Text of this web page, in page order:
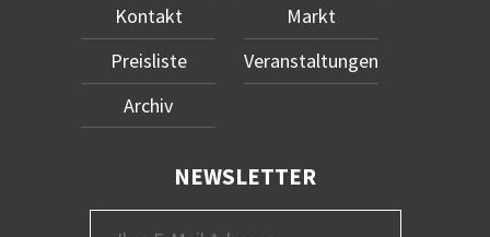
Kontakt
Preisliste
Archiv
Markt
Veranstaltungen
NEWSLETTER